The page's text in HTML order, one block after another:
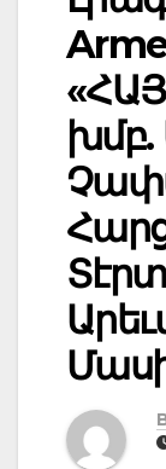
խմբ.